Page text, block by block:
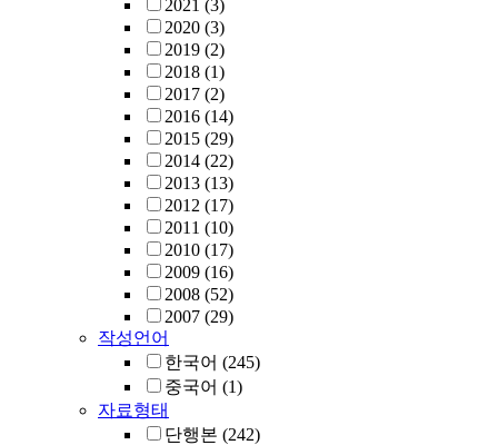
2021 (3)
2020 (3)
2019 (2)
2018 (1)
2017 (2)
2016 (14)
2015 (29)
2014 (22)
2013 (13)
2012 (17)
2011 (10)
2010 (17)
2009 (16)
2008 (52)
2007 (29)
작성언어
한국어 (245)
중국어 (1)
자료형태
단행본 (242)